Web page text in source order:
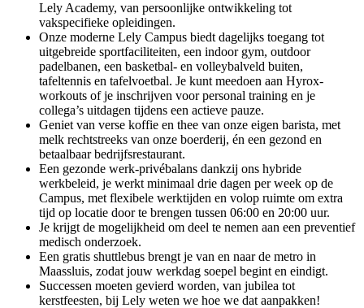
Lely Academy, van persoonlijke ontwikkeling tot
vakspecifieke opleidingen.
Onze moderne Lely Campus biedt dagelijks toegang tot
uitgebreide sportfaciliteiten, een indoor gym, outdoor
padelbanen, een basketbal- en volleybalveld buiten,
tafeltennis en tafelvoetbal. Je kunt meedoen aan Hyrox-
workouts of je inschrijven voor personal training en je
collega’s uitdagen tijdens een actieve pauze.
Geniet van verse koffie en thee van onze eigen barista, met
melk rechtstreeks van onze boerderij, én een gezond en
betaalbaar bedrijfsrestaurant.
Een gezonde werk-privébalans dankzij ons hybride
werkbeleid, je werkt minimaal drie dagen per week op de
Campus, met flexibele werktijden en volop ruimte om extra
tijd op locatie door te brengen tussen 06:00 en 20:00 uur.
Je krijgt de mogelijkheid om deel te nemen aan een preventief
medisch onderzoek.
Een gratis shuttlebus brengt je van en naar de metro in
Maassluis, zodat jouw werkdag soepel begint en eindigt.
Successen moeten gevierd worden, van jubilea tot
kerstfeesten, bij Lely weten we hoe we dat aanpakken!